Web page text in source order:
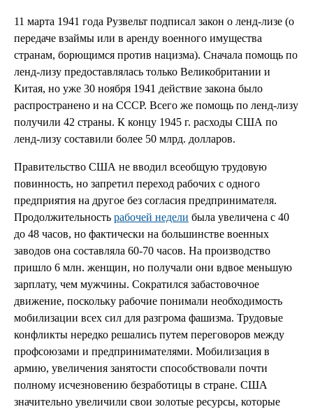
11 марта 1941 года Рузвельт подписал закон о ленд-лизе (о
передаче взаймы или в аренду военного имущества
странам, борющимся против нацизма). Сначала помощь по
ленд-лизу предоставлялась только Великобритании и
Китая, но уже 30 ноября 1941 действие закона было
распространено и на СССР. Всего же помощь по ленд-лизу
получили 42 страны. К концу 1945 г. расходы США по
ленд-лизу составили более 50 млрд. долларов.
Правительство США не вводил всеобщую трудовую
повинность, но запретил переход рабочих с одного
предприятия на другое без согласия предпринимателя.
Продолжительность рабочей недели была увеличена с 40
до 48 часов, но фактически на большинстве военных
заводов она составляла 60-70 часов. На производство
пришло 6 млн. женщин, но получали они вдвое меньшую
зарплату, чем мужчины. Сократился забастовочное
движение, поскольку рабочие понимали необходимость
мобилизации всех сил для разгрома фашизма. Трудовые
конфликты нередко решались путем переговоров между
профсоюзами и предпринимателями. Мобилизация в
армию, увеличения занятости способствовали почти
полному исчезновению безработицы в стране. США
значительно увеличили свои золотые ресурсы, которые